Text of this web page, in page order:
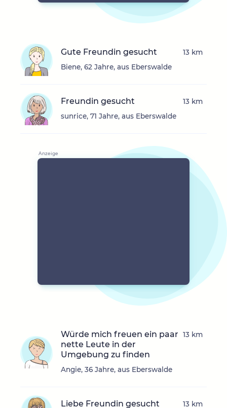
Gute Freundin gesucht
Biene, 62 Jahre, aus Eberswalde
13 km
Freundin gesucht
sunrice, 71 Jahre, aus Eberswalde
13 km
Würde mich freuen ein paar
nette Leute in der
Umgebung zu finden
Angie, 36 Jahre, aus Eberswalde
13 km
Liebe Freundin gesucht 13 km